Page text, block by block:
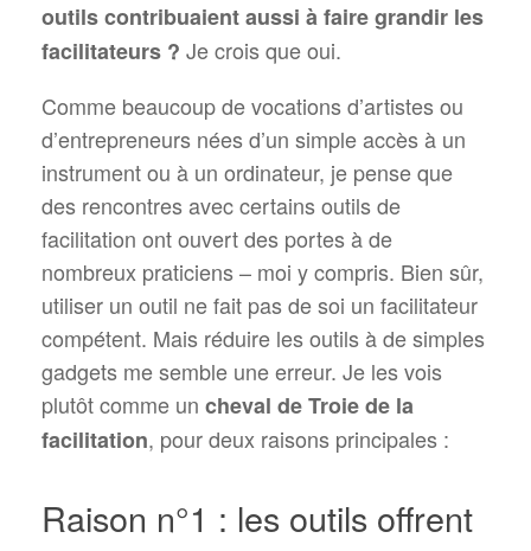
outils contribuaient aussi à faire grandir les
facilitateurs ? Je crois que oui.
Comme beaucoup de vocations d’artistes ou
d’entrepreneurs nées d’un simple accès à un
instrument ou à un ordinateur, je pense que
des rencontres avec certains outils de
facilitation ont ouvert des portes à de
nombreux praticiens – moi y compris. Bien sûr,
utiliser un outil ne fait pas de soi un facilitateur
compétent. Mais réduire les outils à de simples
gadgets me semble une erreur. Je les vois
plutôt comme un cheval de Troie de la
facilitation, pour deux raisons principales :
Raison n°1 : les outils offrent